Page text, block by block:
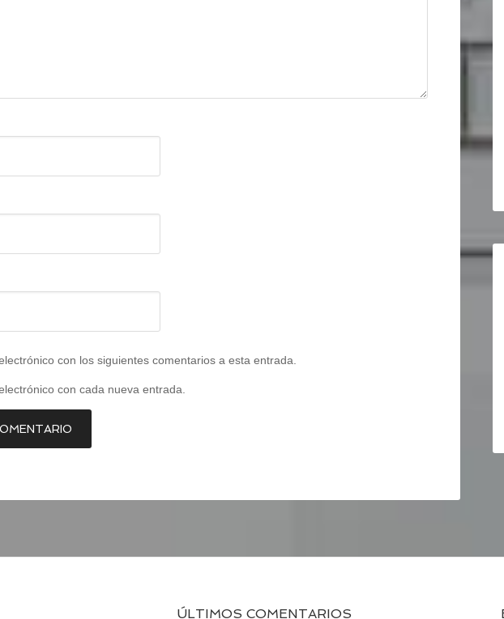
con los siguientes comentarios a esta entrada.
con cada nueva entrada.
ÚLTIMOS COMENTARIOS